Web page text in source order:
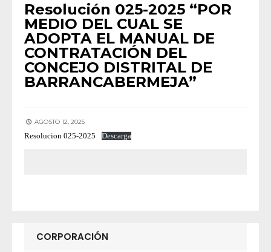
Resolución 025-2025 “POR
MEDIO DEL CUAL SE
ADOPTA EL MANUAL DE
CONTRATACIÓN DEL
CONCEJO DISTRITAL DE
BARRANCABERMEJA”
AGOSTO 12, 2025
Resolucion 025-2025 Descarga
CORPORACIÓN